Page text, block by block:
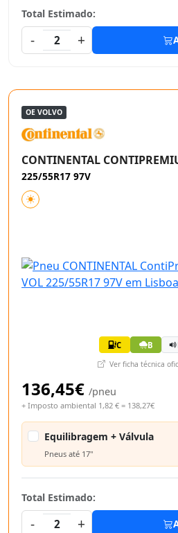
Total Estimado:
-
2 +
OE VOLVO
CONTINENTAL
225/55R17 97V
C B
Ver ficha técnica
136,45€ /pneu
+ Imposto ambiental 1,82 € = 138,27€
Equilibragem + Válvula
Pneus até 17"
Total Estimado:
-
2 +